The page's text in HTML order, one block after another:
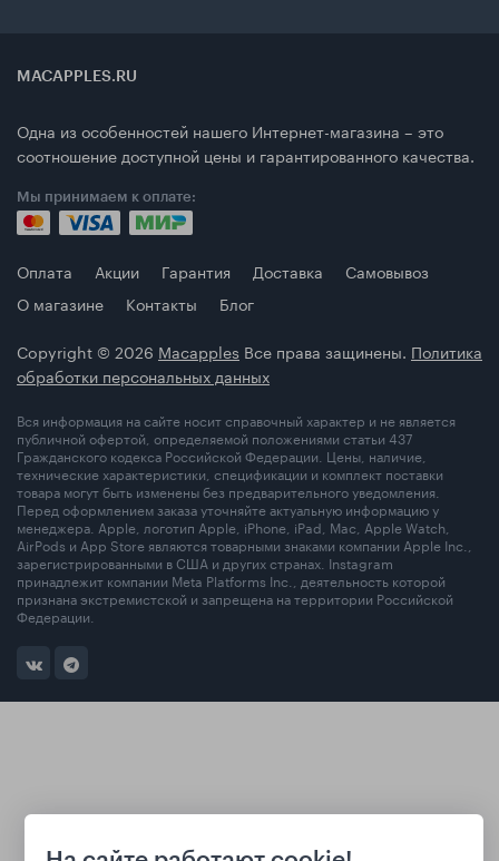
MACAPPLES.RU
Одна из особенностей нашего Интернет-магазина – это
соотношение доступной цены и гарантированного качества.
Мы принимаем к оплате:
Оплата Акции Гарантия Доставка
Самовывоз
О магазине
Контакты
Блог
Copyright © 2026 Macapples Все права защинены. Политика
обработки персональных данных
Вся информация на сайте носит справочный характер и не является
публичной офертой, определяемой положениями статьи 437
Гражданского кодекса Российской Федерации. Цены, наличие,
технические характеристики, спецификации и комплект поставки
товара могут быть изменены без предварительного уведомления.
Перед оформлением заказа уточняйте актуальную информацию у
менеджера. Apple, логотип Apple, iPhone, iPad, Mac, Apple Watch,
AirPods и App Store являются товарными знаками компании Apple Inc.,
зарегистрированными в США и других странах. Instagram
принадлежит компании Meta Platforms Inc., деятельность которой
признана экстремистской и запрещена на территории Российской
Федерации.